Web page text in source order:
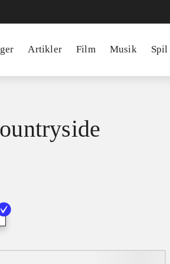
Artikler Film Musik Spil